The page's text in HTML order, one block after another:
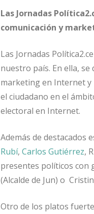
Las Jornadas
comunicación y
Las Jornadas
nuestro país. En ella,
marketing en Internet y
el ciudadano en el
electoral en Internet.
Además de destacados
Rubí, Carlos Gutiérrez,
presentes políticos con
(Alcalde de Jun) o
Otro de los platos